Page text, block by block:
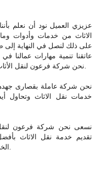
عزيزي العميل نود أن نعلم
الاثاث من خدمات وأدوات
على ذلك لنصل في النهاية إلى
عاتقنا تنمية مهارات عمالنا
خدمات نقل الاثاث وتحاول
تقديم خدمة نقل الاثاث